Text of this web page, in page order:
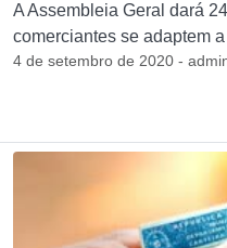
A Assembleia Geral dará
comerciantes se adaptem
4 de setembro de 2020 -